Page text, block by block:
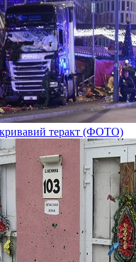
кривавий теракт (ФОТО)